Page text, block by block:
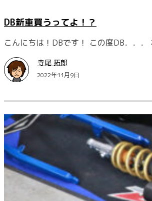
DB新車買うってよ！？
こんにちは！DBです！ この度DB．．
寺尾 拓郎
2022年11月9日